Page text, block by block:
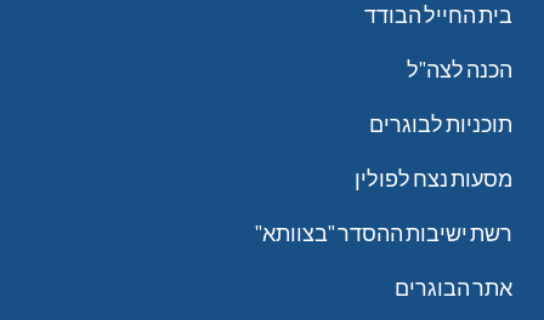
בית החייל הבודד
הכנה לצה"ל
תוכניות לבוגרים
מסעות נצח לפולין
רשת ישיבות ההסדר "בצוותא"
אתר הבוגרים